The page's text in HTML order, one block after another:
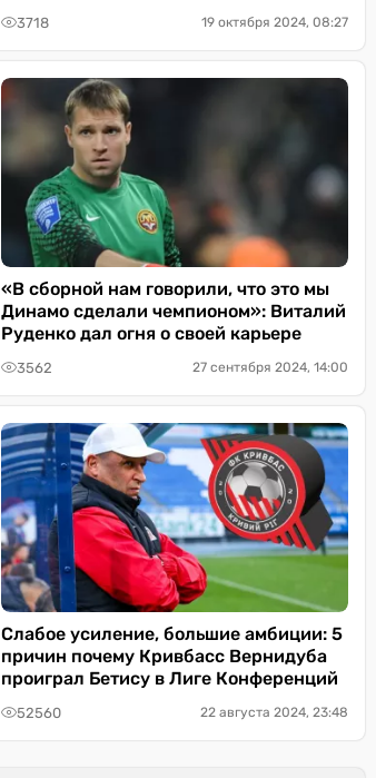
3718 19 октября 2024, 08:27
«В сборной нам говорили, что это мы
Динамо сделали чемпионом»: Виталий
Руденко дал огня о своей карьере
3562 27 сентября 2024, 14:00
Слабое усиление, большие амбиции: 5
причин почему Кривбасс Вернидуба
проиграл Бетису в Лиге Конференций
52560 22 августа 2024, 23:48